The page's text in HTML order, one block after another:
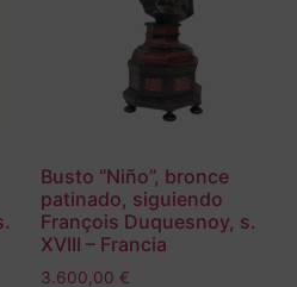
Busto “Niño”, bronce
patinado, siguiendo
François‏ Duquesnoy, s.
XVIII – Francia
3.600,00 €